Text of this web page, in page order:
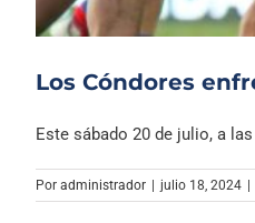
Los Cóndores
Este sábado 20 de julio, a
Por administrador julio 18, 2024